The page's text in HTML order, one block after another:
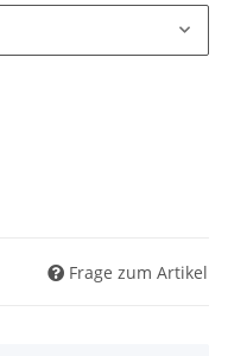
Frage zum Artikel